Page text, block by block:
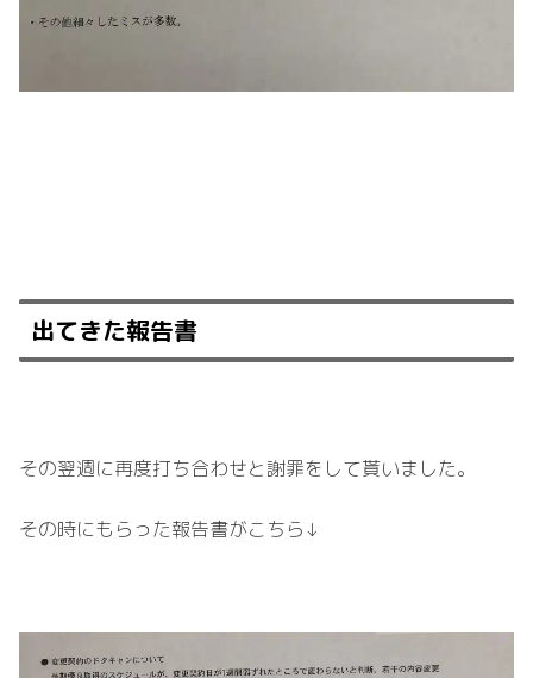
出てきた報告書
その翌週に再度打ち合わせと謝罪をして貰いました。
その時にもらった報告書がこちら↓